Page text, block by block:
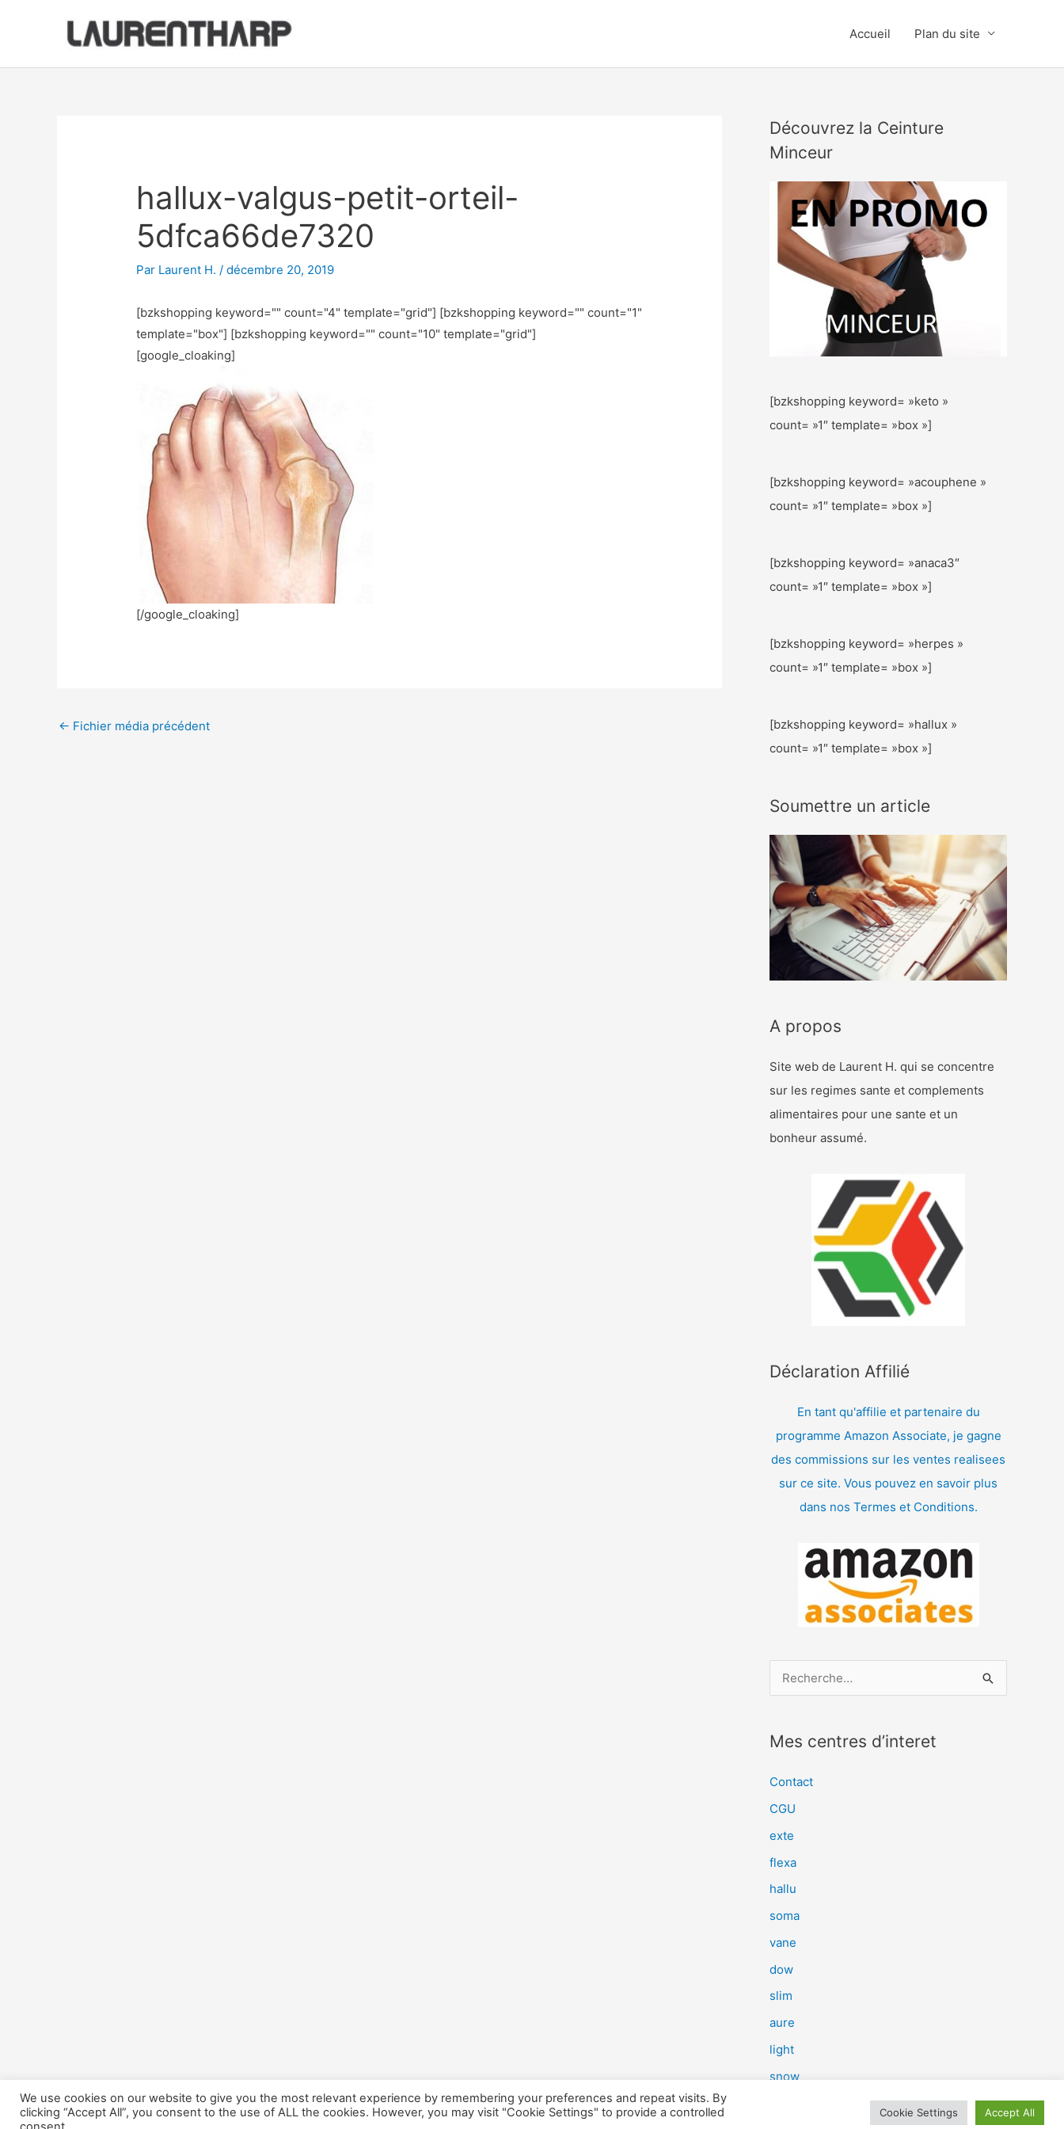
Accueil Plan du site
hallux-valgus-petit-orteil-
5dfca66de7320
Par Laurent H./décembre 20, 2019
[bzkshopping keyword="" count="4" template="grid"] [bzkshopping keyword="" count="1"
template="box"] [bzkshopping keyword="" count="10" template="grid"]
[google_cloaking]
[/google_cloaking]
← Fichier média précédent
Découvrez la Ceinture
Minceur
[bzkshopping keyword= »keto »
count= »1″ template= »box »]
[bzkshopping keyword= »acouphene »
count= »1″ template= »box »]
[bzkshopping keyword= »anaca3″
count= »1″ template= »box »]
[bzkshopping keyword= »herpes »
count= »1″ template= »box »]
[bzkshopping keyword= »hallux »
count= »1″ template= »box »]
Soumettre un article
A propos
Site web de Laurent H. qui se concentre
sur les regimes sante et complements
alimentaires pour une sante et un
bonheur assumé.
Déclaration Affilié
En tant qu'affilie et partenaire du
programme Amazon Associate, je gagne
des commissions sur les ventes realisees
sur ce site. Vous pouvez en savoir plus
dans nos Termes et Conditions.
e
e
r
:
Mes centres d’interet
Contact
CGU
exte
flexa
hallu
soma
vane
dow
slim
aure
light
snow
We use cookies on our website to give you the most relevant experience by remembering your preferences and repeat visits. By
clicking “Accept All”, you consent to the use of ALL the cookies. However, you may visit "Cookie Settings" to provide a controlled
Cookie Settings Accept All